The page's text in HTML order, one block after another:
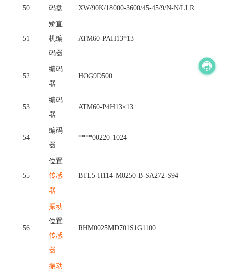
50 码盘 XW/90K/18000-3600/45-45/9/N-N/LLR
51
矫直
机编
码器
ATM60-PAH13*13
52
编码
器
HOG9D500
53
编码
器
ATM60-P4H13×13
54
编码
器
****00220-1024
55
位置
传感
器
BTL5-H114-M0250-B-SA272-S94
56
振动
位置
传感
器
RHM0025MD701S1G1100
振动